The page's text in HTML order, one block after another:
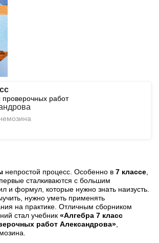
проверочных работ
непростой процесс. Особенно в 7 классе
сталкиваются с большим
и формул, которые нужно знать наизусть.
нужно уметь применять
на практике. Отличным сборником
стал учебник «Алгебра 7 класс
работ Александрова»